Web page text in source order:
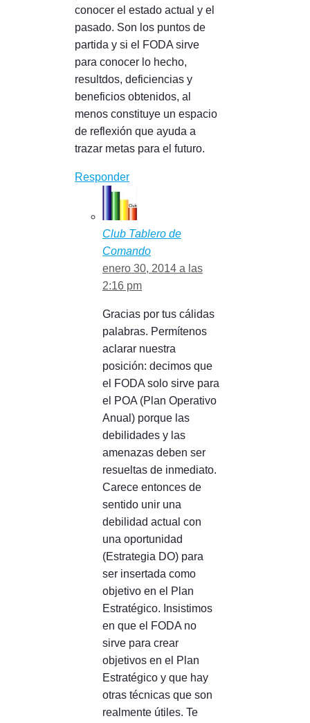
conocer el estado actual y el
pasado. Son los puntos de
partida y si el FODA sirve
para conocer lo hecho,
resultdos, deficiencias y
beneficios obtenidos, al
menos constituye un espacio
de reflexión que ayuda a
trazar metas para el futuro.
Responder
Club Tablero de
Comando
enero 30, 2014 a las
2:16 pm
Gracias por tus cálidas
palabras. Permítenos
aclarar nuestra
posición: decimos que
el FODA solo sirve para
el POA (Plan Operativo
Anual) porque las
debilidades y las
amenazas deben ser
resueltas de inmediato.
Carece entonces de
sentido unir una
debilidad actual con
una oportunidad
(Estrategia DO) para
ser insertada como
objetivo en el Plan
Estratégico. Insistimos
en que el FODA no
sirve para crear
objetivos en el Plan
Estratégico y que hay
otras técnicas que son
realmente útiles. Te